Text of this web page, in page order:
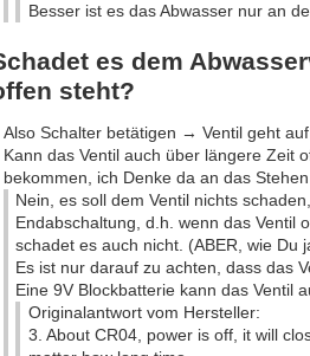
Besser ist es das Abwasser nur an
es dem
steht?
Also Schalter betätigen → Ventil geht
Kann das Ventil auch über längere Zeit
bekommen, ich Denke da an das
Nein, es soll dem Ventil nichts
Endabschaltung, d.h. wenn das Ventil
schadet es auch nicht. (ABER, wie Du
Es ist nur darauf zu achten, dass das
Eine 9V Blockbatterie kann das Ventil
Originalantwort vom Hersteller:
3. About CR04, power is off, it will